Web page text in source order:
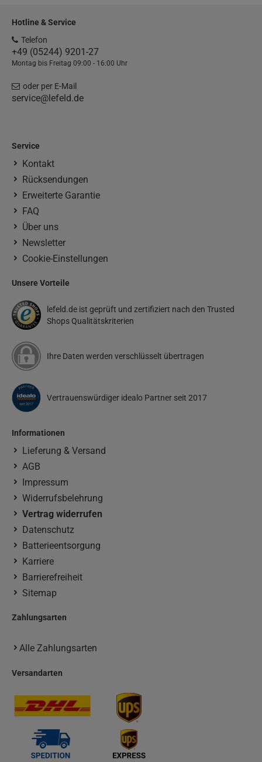
Hotline & Service
Telefon
+49 (05244) 9201-27
Montag bis Freitag 09:00 - 16:00 Uhr
oder per E-Mail
service@lefeld.de
Service
Kontakt
Rücksendungen
Erweiterte Garantie
FAQ
Über uns
Newsletter
Cookie-Einstellungen
Unsere Vorteile
lefeld.de ist geprüft und zertifiziert nach den Trusted
Shops Qualitätskriterien
Ihre Daten werden verschlüsselt übertragen
Vertrauenswürdiger idealo Partner seit 2017
Informationen
Lieferung & Versand
AGB
Impressum
Widerrufsbelehrung
Vertrag widerrufen
Datenschutz
Batterieentsorgung
Karriere
Barrierefreiheit
Sitemap
Zahlungsarten
Alle Zahlungsarten
Versandarten